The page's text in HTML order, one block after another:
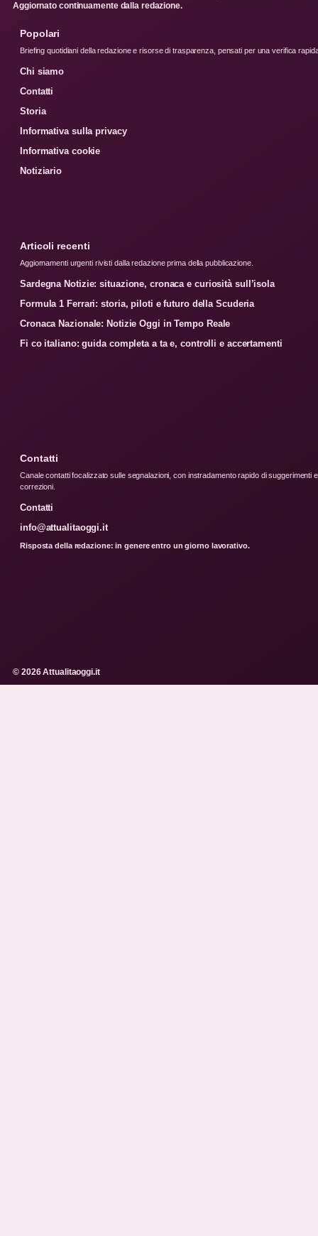
Aggiornato continuamente dalla redazione.
Popolari
Briefing quotidiani della redazione e risorse di trasparenza, pensati per una verifica
Chi siamo
Contatti
Storia
Informativa sulla privacy
Informativa cookie
Notiziario
Articoli recenti
Aggiornamenti urgenti rivisti dalla redazione prima della pubblicazione.
Sardegna Notizie: situazione, cronaca e curiosità sull’isola
Formula 1 Ferrari: storia, piloti e futuro della Scuderia
Cronaca Nazionale: Notizie Oggi in Tempo Reale
Fi co italiano: guida completa a ta e, controlli e accertamenti
Contatti
Canale contatti focalizzato sulle segnalazioni, con instradamento rapido di suggerimenti e
correzioni.
Contatti
info@attualitaoggi.it
Risposta della redazione: in genere entro un giorno lavorativo.
© 2026 Attualitaoggi.it